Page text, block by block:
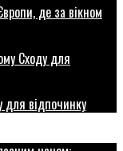
де за вікном
для відпочинку